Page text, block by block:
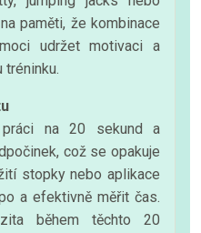
paměti, že kombinace
udržet motivaci a
práci na 20 sekund a
což se opakuje
stopky nebo aplikace
a efektivně měřit čas.
během těchto 20